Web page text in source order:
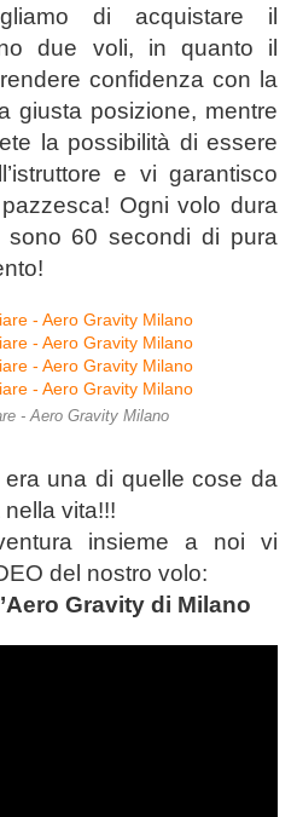
di acquistare il
due voli, in quanto il
confidenza con la
giusta posizione, mentre
la possibilità di essere
e vi garantisco
Ogni volo dura
60 secondi di pura
- Aero Gravity Milano
una di quelle cose da
vita!!!
insieme a noi vi
del nostro volo:
Gravity di Milano